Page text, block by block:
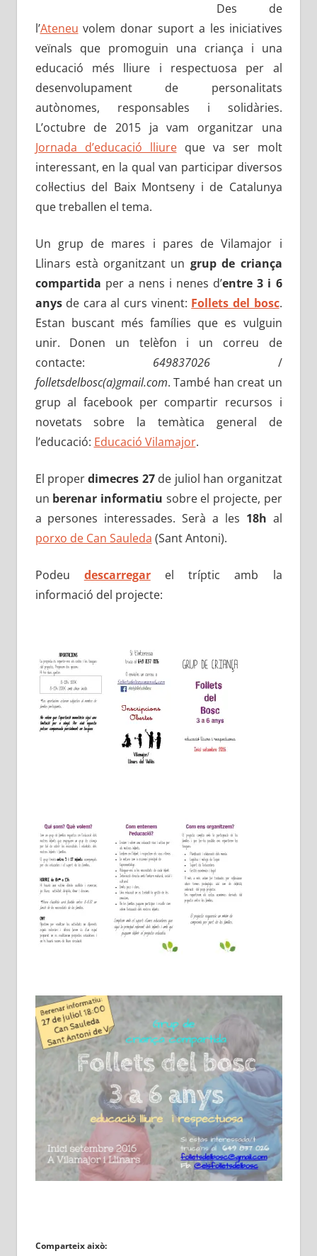
Des de
l’Ateneu volem donar suport a les iniciatives
veïnals que promoguin una criança i una
educació més lliure i respectuosa per al
desenvolupament de personalitats
autònomes, responsables i solidàries.
L’octubre de 2015 ja vam organitzar una
Jornada d’educació lliureque va ser molt
interessant, en la qual van participar diversos
col·lectius del Baix Montseny i de Catalunya
que treballen el tema.
Un grup de mares i pares de Vilamajor i
Llinars està organitzant un grup de criança
compartida per a nens i nenes d’entre 3 i 6
anysde cara al curs vinent: Follets del bosc.
Estan buscant més famílies que es vulguin
unir. Donen un telèfon i un correu de
contacte: 649837026 /
folletsdelbosc(a)gmail.com. També han creat un
grup al facebook per compartir recursos i
novetats sobre la temàtica general de
l’educació: Educació Vilamajor.
El properdimecres 27de juliol han organitzat
un berenar informatiu sobre el projecte, per
a persones interessades. Serà a les 18h al
porxo de Can Sauleda (Sant Antoni).
Podeu descarregarel tríptic amb la
informació del projecte:
Comparteix això: